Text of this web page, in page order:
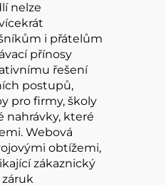
nelze
i přátelům
přínosy
řešení
postupů,
pro firmy, školy
nahrávky, které
Webová
obtížemi,
zákaznický